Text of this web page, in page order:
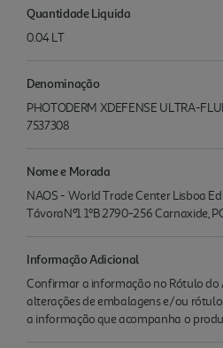
Quantidade Liquida
0.04 LT
Denominação
PHOTODERM XDEFENSE ULTRA-
7537308
Nome e Morada
NAOS - World Trade Center Lisboa
TávoraNº1 1ºB 2790-256 Carnaxide,
Informação Adicional
Confirmar a informação no Rótulo do
alterações de embalagens e/ou
a informação que acompanha o